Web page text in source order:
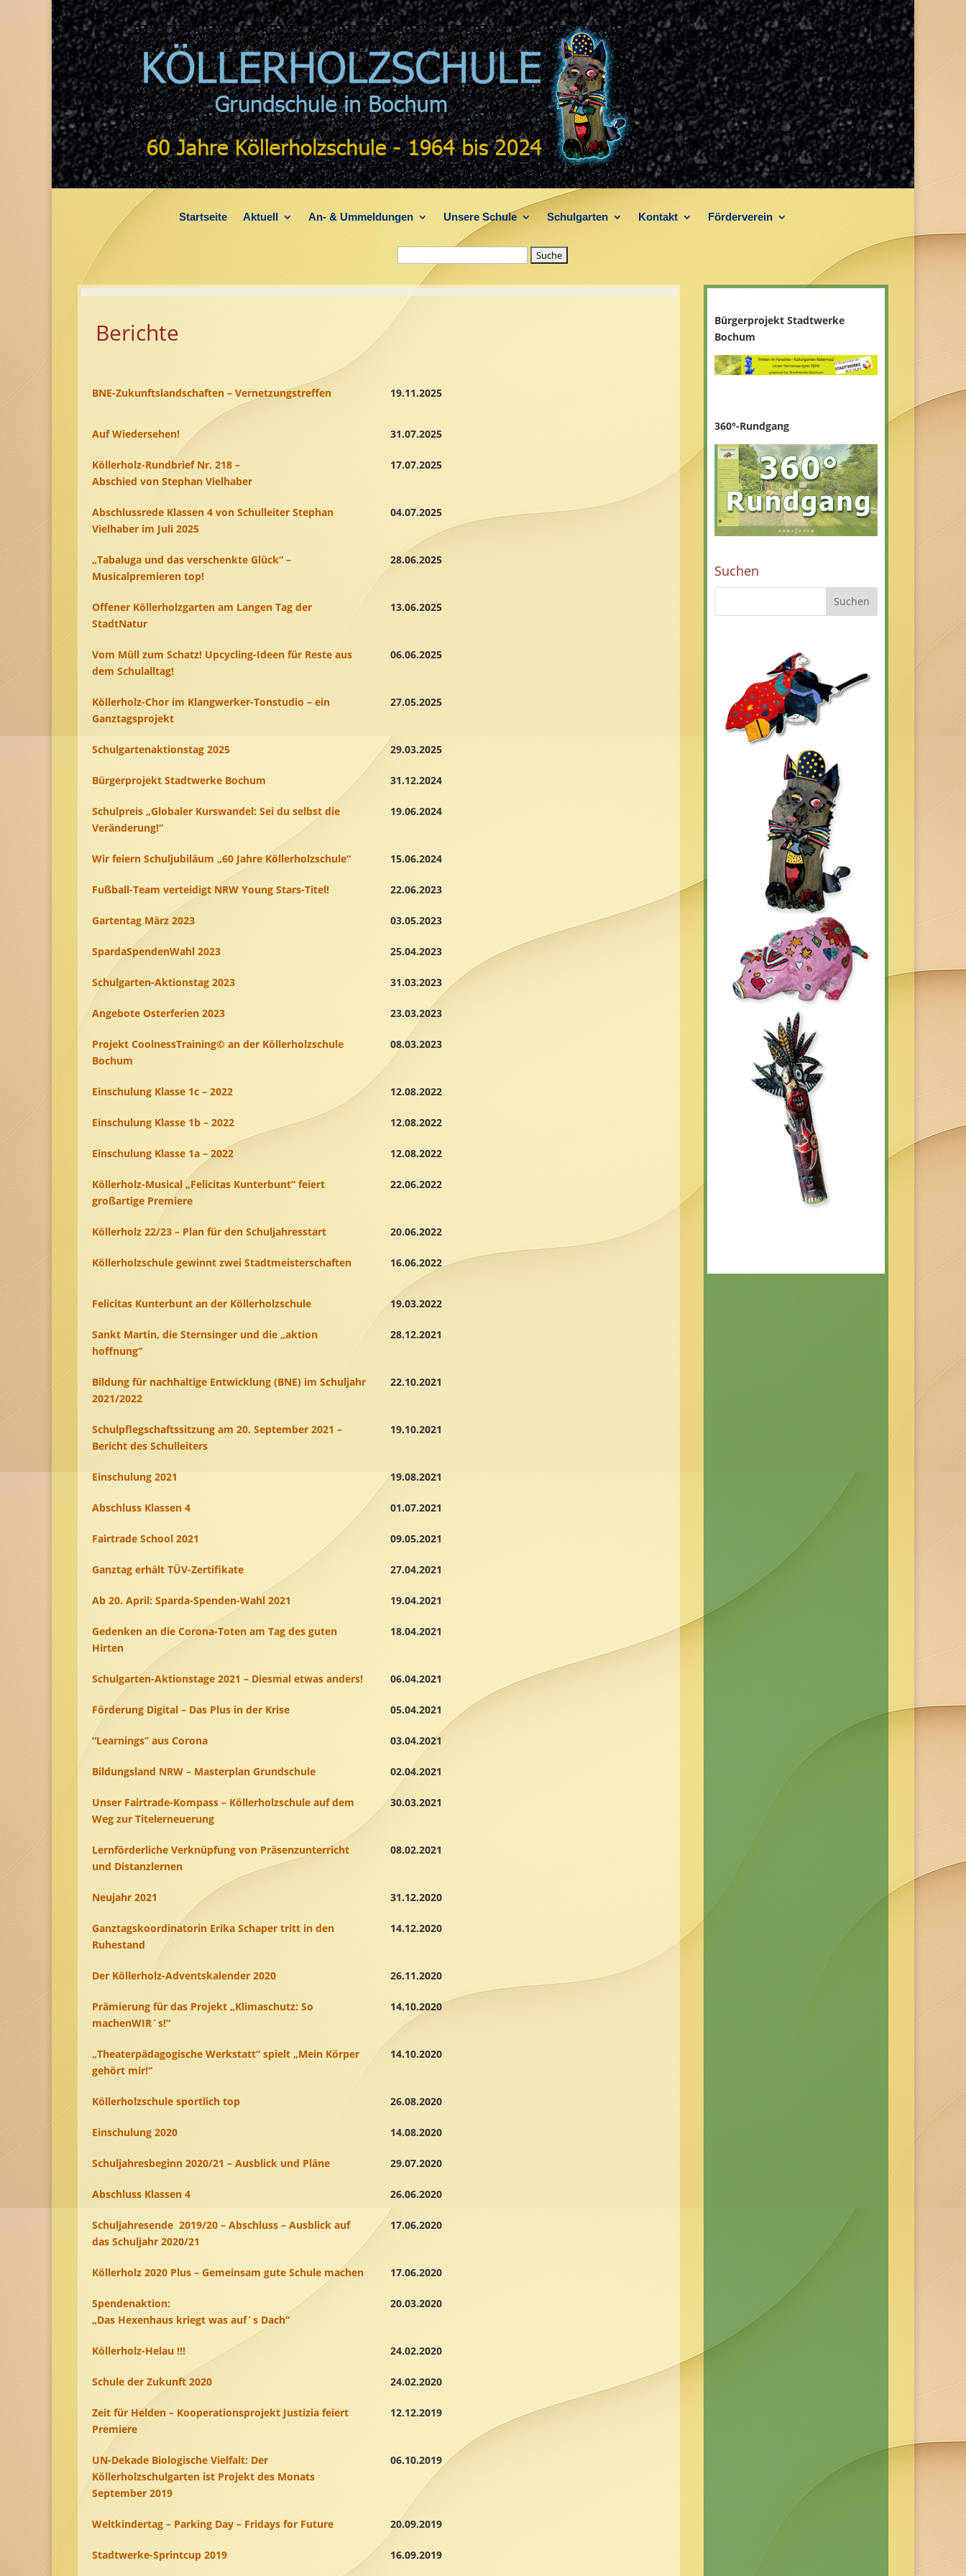
Startseite Aktuell An- & Ummeldungen Unsere Schule Schulgarten Kontakt Förderverein
Suche nach:
Berichte
BNE-Zukunftslandschaften – Vernetzungstreffen 19.11.2025
Auf Wiedersehen! 31.07.2025
Köllerholz-Rundbrief Nr. 218 –
Abschied von Stephan Vielhaber
17.07.2025
Abschlussrede Klassen 4 von Schulleiter Stephan
Vielhaber im Juli 2025
04.07.2025
„Tabaluga und das verschenkte Glück“ –
Musicalpremieren top!
28.06.2025
Offener Köllerholzgarten am Langen Tag der
StadtNatur
13.06.2025
Vom Müll zum Schatz! Upcycling-Ideen für Reste aus
dem Schulalltag!
06.06.2025
Köllerholz-Chor im Klangwerker-Tonstudio – ein
Ganztagsprojekt
27.05.2025
Schulgartenaktionstag 2025 29.03.2025
Bürgerprojekt Stadtwerke Bochum 31.12.2024
Schulpreis „Globaler Kurswandel: Sei du selbst die
Veränderung!“
19.06.2024
Wir feiern Schuljubiläum „60 Jahre Köllerholzschule“ 15.06.2024
Fußball-Team verteidigt NRW Young Stars-Titel! 22.06.2023
Gartentag März 2023 03.05.2023
SpardaSpendenWahl 2023 25.04.2023
Schulgarten-Aktionstag 2023 31.03.2023
Angebote Osterferien 2023 23.03.2023
Projekt CoolnessTraining© an der Köllerholzschule
Bochum
08.03.2023
Einschulung Klasse 1c – 2022 12.08.2022
Einschulung Klasse 1b – 2022 12.08.2022
Einschulung Klasse 1a – 2022 12.08.2022
Köllerholz-Musical „Felicitas Kunterbunt“ feiert
großartige Premiere
22.06.2022
Köllerholz 22/23 – Plan für den Schuljahresstart 20.06.2022
Köllerholzschule gewinnt zwei Stadtmeisterschaften 16.06.2022
Felicitas Kunterbunt an der Köllerholzschule 19.03.2022
Sankt Martin, die Sternsinger und die „aktion
hoffnung“
28.12.2021
Bildung für nachhaltige Entwicklung (BNE) im Schuljahr
2021/2022
22.10.2021
Schulpflegschaftssitzung am 20. September 2021 –
Bericht des Schulleiters
19.10.2021
Einschulung 2021 19.08.2021
Abschluss Klassen 4 01.07.2021
Fairtrade School 2021 09.05.2021
Ganztag erhält TÜV-Zertifikate 27.04.2021
Ab 20. April: Sparda-Spenden-Wahl 2021 19.04.2021
Gedenken an die Corona-Toten am Tag des guten
Hirten
18.04.2021
Schulgarten-Aktionstage 2021 – Diesmal etwas anders! 06.04.2021
Förderung Digital – Das Plus in der Krise 05.04.2021
“Learnings” aus Corona 03.04.2021
Bildungsland NRW – Masterplan Grundschule 02.04.2021
Unser Fairtrade-Kompass – Köllerholzschule auf dem
Weg zur Titelerneuerung
30.03.2021
Lernförderliche Verknüpfung von Präsenzunterricht
und Distanzlernen
08.02.2021
Neujahr 2021 31.12.2020
Ganztagskoordinatorin Erika Schaper tritt in den
Ruhestand
14.12.2020
Der Köllerholz-Adventskalender 2020 26.11.2020
Prämierung für das Projekt „Klimaschutz: So
machenWIR´s!“
14.10.2020
„Theaterpädagogische Werkstatt“ spielt „Mein Körper
gehört mir!“
14.10.2020
Köllerholzschule sportlich top 26.08.2020
Einschulung 2020 14.08.2020
Schuljahresbeginn 2020/21 – Ausblick und Pläne 29.07.2020
Abschluss Klassen 4 26.06.2020
Schuljahresende 2019/20 – Abschluss – Ausblick auf
das Schuljahr 2020/21
17.06.2020
Köllerholz 2020 Plus – Gemeinsam gute Schule machen 17.06.2020
Spendenaktion:
„Das Hexenhaus kriegt was auf´s Dach“
20.03.2020
Köllerholz-Helau !!! 24.02.2020
Schule der Zukunft 2020 24.02.2020
Zeit für Helden – Kooperationsprojekt Justizia feiert
Premiere
12.12.2019
UN-Dekade Biologische Vielfalt: Der
Köllerholzschulgarten ist Projekt des Monats
September 2019
06.10.2019
Weltkindertag – Parking Day – Fridays for Future 20.09.2019
Stadtwerke-Sprintcup 2019 16.09.2019
Bürgerprojekt Stadtwerke
Bochum
360°-Rundgang
Suchen